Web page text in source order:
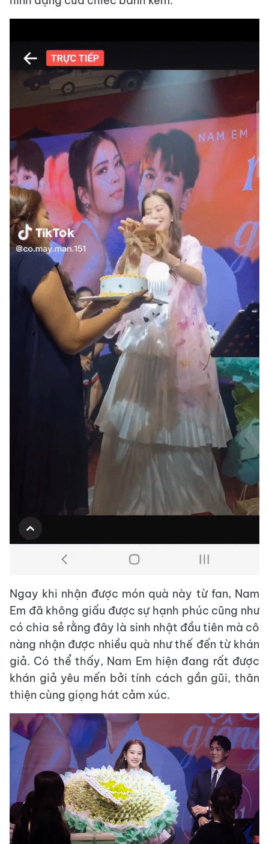
Ngay khi nhận được món quà này từ fan, Nam
Em đã không giấu được sự hạnh phúc cũng như
có chia sẻ rằng đây là sinh nhật đầu tiên mà cô
nàng nhận được nhiều quà như thế đến từ khán
giả. Có thể thấy, Nam Em hiện đang rất được
khán giả yêu mến bởi tính cách gần gũi, thân
thiện cùng giọng hát cảm xúc.